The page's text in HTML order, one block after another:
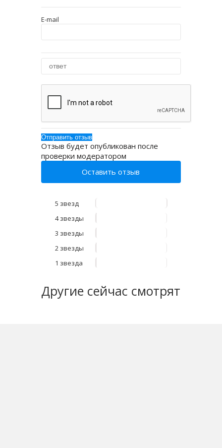
E-mail
Отзыв будет опубликован после
проверки модератором
Оставить отзыв
5 звезд
4 звезды
3 звезды
2 звезды
1 звезда
Другие сейчас смотрят